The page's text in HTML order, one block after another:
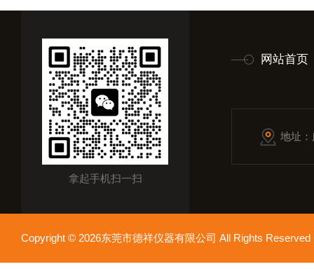
拿起手机扫一扫
网站首页
地址
Copyright © 2026东莞市德祥仪器有限公司 All Rights